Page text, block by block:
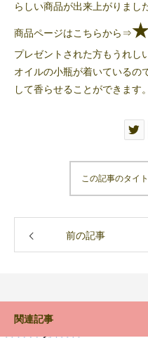
らしい商品が出来上がりまし
商品ページはこちらから⇒
プレゼントされた方もうれし
オイルの小瓶が着いているの
して香らせることができます。
この記事のタイ
前の記事
関連記事